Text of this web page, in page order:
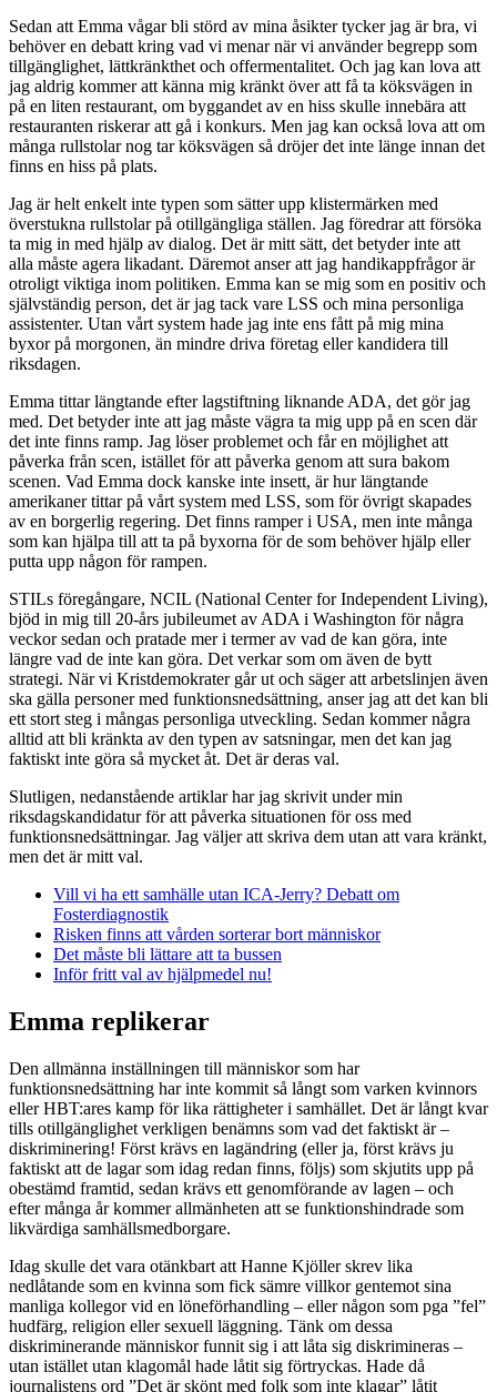
Sedan att Emma vågar bli störd av mina åsikter tycker jag är bra, vi
behöver en debatt kring vad vi menar när vi använder begrepp som
tillgänglighet, lättkränkthet och offermentalitet. Och jag kan lova att
jag aldrig kommer att känna mig kränkt över att få ta köksvägen in
på en liten restaurant, om byggandet av en hiss skulle innebära att
restauranten riskerar att gå i konkurs. Men jag kan också lova att om
många rullstolar nog tar köksvägen så dröjer det inte länge innan det
finns en hiss på plats.
Jag är helt enkelt inte typen som sätter upp klistermärken med
överstukna rullstolar på otillgängliga ställen. Jag föredrar att försöka
ta mig in med hjälp av dialog. Det är mitt sätt, det betyder inte att
alla måste agera likadant. Däremot anser att jag handikappfrågor är
otroligt viktiga inom politiken. Emma kan se mig som en positiv och
självständig person, det är jag tack vare LSS och mina personliga
assistenter. Utan vårt system hade jag inte ens fått på mig mina
byxor på morgonen, än mindre driva företag eller kandidera till
riksdagen.
Emma tittar längtande efter lagstiftning liknande ADA, det gör jag
med. Det betyder inte att jag måste vägra ta mig upp på en scen där
det inte finns ramp. Jag löser problemet och får en möjlighet att
påverka från scen, istället för att påverka genom att sura bakom
scenen. Vad Emma dock kanske inte insett, är hur längtande
amerikaner tittar på vårt system med LSS, som för övrigt skapades
av en borgerlig regering. Det finns ramper i USA, men inte många
som kan hjälpa till att ta på byxorna för de som behöver hjälp eller
putta upp någon för rampen.
STILs föregångare, NCIL (National Center for Independent Living),
bjöd in mig till 20-års jubileumet av ADA i Washington för några
veckor sedan och pratade mer i termer av vad de kan göra, inte
längre vad de inte kan göra. Det verkar som om även de bytt
strategi. När vi Kristdemokrater går ut och säger att arbetslinjen även
ska gälla personer med funktionsnedsättning, anser jag att det kan bli
ett stort steg i mångas personliga utveckling. Sedan kommer några
alltid att bli kränkta av den typen av satsningar, men det kan jag
faktiskt inte göra så mycket åt. Det är deras val.
Slutligen, nedanstående artiklar har jag skrivit under min
riksdagskandidatur för att påverka situationen för oss med
funktionsnedsättningar. Jag väljer att skriva dem utan att vara kränkt,
men det är mitt val.
Vill vi ha ett samhälle utan ICA-Jerry? Debatt om
Fosterdiagnostik
Risken finns att vården sorterar bort människor
Det måste bli lättare att ta bussen
Inför fritt val av hjälpmedel nu!
Emma replikerar
Den allmänna inställningen till människor som har
funktionsnedsättning har inte kommit så långt som varken kvinnors
eller HBT:ares kamp för lika rättigheter i samhället. Det är långt kvar
tills otillgänglighet verkligen benämns som vad det faktiskt är –
diskriminering! Först krävs en lagändring (eller ja, först krävs ju
faktiskt att de lagar som idag redan finns, följs) som skjutits upp på
obestämd framtid, sedan krävs ett genomförande av lagen – och
efter många år kommer allmänheten att se funktionshindrade som
likvärdiga samhällsmedborgare.
Idag skulle det vara otänkbart att Hanne Kjöller skrev lika
nedlåtande som en kvinna som fick sämre villkor gentemot sina
manliga kollegor vid en löneförhandling – eller någon som pga ”fel”
hudfärg, religion eller sexuell läggning. Tänk om dessa
diskriminerande människor funnit sig i att låta sig diskrimineras –
utan istället utan klagomål hade låtit sig förtryckas. Hade då
journalistens ord ”Det är skönt med folk som inte klagar” låtit